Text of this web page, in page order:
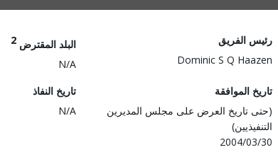
رئيس الفريق
Dominic S Q Haazen
البلد المقترض 2
N/A
تاريخ الموافقة
(حتى تاريخ العرض على مجلس المديرين
التنفيذيين)
2004/03/30
تاريخ النفاذ
N/A